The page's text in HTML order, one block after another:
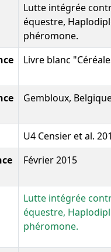
Lutte intégrée
équestre,
phéromone.
Livre blanc
Gembloux,
U4 Censier et al.
Février 2015
Lutte intégrée
équestre,
phéromone.